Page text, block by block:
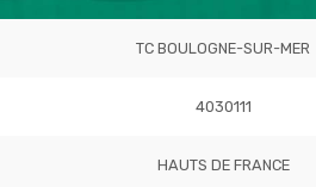
TC BOULOGNE-SUR-MER
4030111
HAUTS DE FRANCE